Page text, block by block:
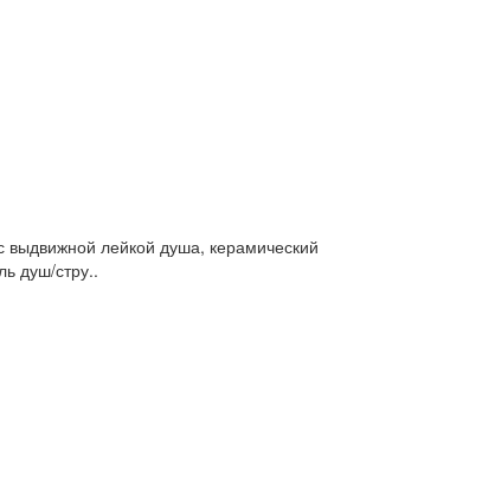
лейкой душа, керамический
душ/стру..